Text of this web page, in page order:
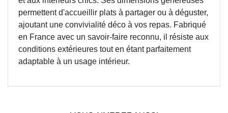
permettent d'accueillir plats à partager ou à déguster,
ajoutant une convivialité déco à vos repas. Fabriqué
en France avec un savoir-faire reconnu, il résiste aux
conditions extérieures tout en étant parfaitement
adaptable à un usage intérieur.